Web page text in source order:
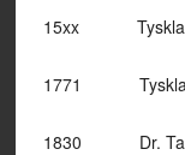
15xx
1771
1830 Dr.